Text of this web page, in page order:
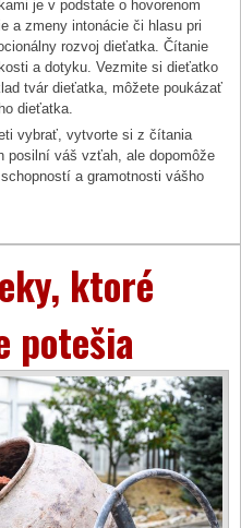
je v podstate o hovorenom
a zmeny intonácie či hlasu pri
rozvoj dieťatka. Čítanie
a dotyku. Vezmite si dieťatko
tvár dieťatka, môžete poukázať
dieťatka.
vybrať, vytvorte si z čítania
posilní váš vzťah, ale dopomôže
a gramotnosti vášho
ktoré
potešia